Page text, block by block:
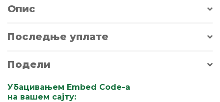
Опис
Последње уплате
Подели
Убацивањем Embed Code-a
на вашем сајту: